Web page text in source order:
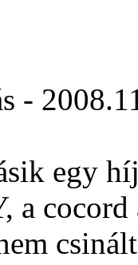
-
egy
a cocord